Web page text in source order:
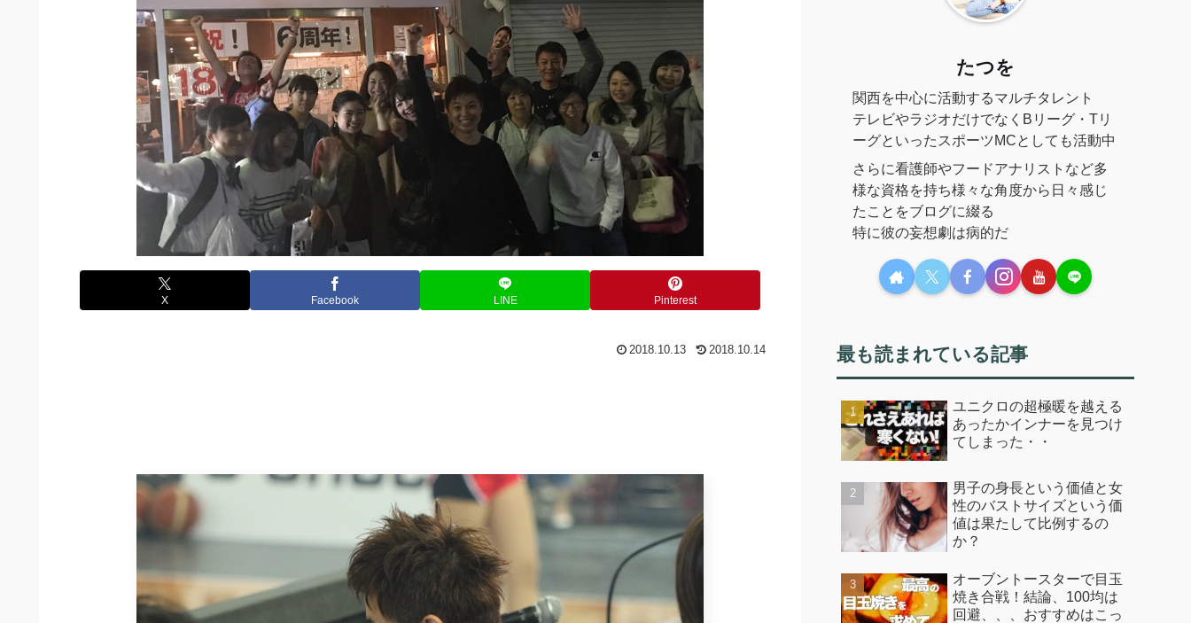
X Facebook LINE Pinterest
2018.10.13 2018.10.14
たつを
関西を中心に活動するマルチタレント
テレビやラジオだけでなくBリーグ・Tリ
ーグといったスポーツMCとしても活動中
さらに看護師やフードアナリストなど多
様な資格を持ち様々な角度から日々感じ
たことをブログに綴る
特に彼の妄想劇は病的だ
最も読まれている記事
ユニクロの超極暖を越える
あったかインナーを見つけ
てしまった・・
男子の身長という価値と女
性のバストサイズという価
値は果たして比例するの
か？
オーブントースターで目玉
焼き合戦！結論、100均は
回避、、、おすすめはこっ